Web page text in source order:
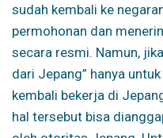
sudah kembali ke
permohonan dan
secara resmi. Namun,
dari Jepang” hanya
kembali bekerja di
hal tersebut bisa